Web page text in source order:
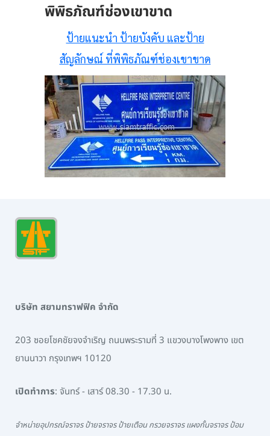
พิพิธภัณฑ์ช่องเขาขาด
ป้ายแนะนำ ป้ายบังคับ และป้าย
สัญลักษณ์ ที่พิพิธภัณฑ์ช่องเขาขาด
บริษัท สยามทราฟฟิค จำกัด
203 ซอยโชคชัยจงจำเริญ ถนนพระรามที่ 3 แขวงบางโพงพาง เขต
ยานนาวา กรุงเทพฯ 10120
เปิดทำการ: จันทร์ - เสาร์ 08.30 - 17.30 น.
จำหน่ายอุปกรณ์จราจร ป้ายจราจร ป้ายเตือน กรวยจราจร แผงกั้นจราจร ป้อม